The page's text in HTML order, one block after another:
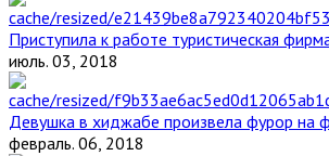
Приступила к работе туристическая
июль. 03, 2018
Девушка в хиджабе произвела фурор на
февраль. 06, 2018